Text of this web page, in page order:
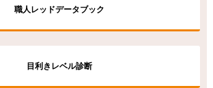
職人レッドデータブック
目利きレベル診断